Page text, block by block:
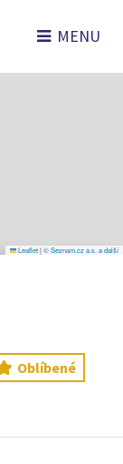
MENU
Leaflet|© Seznam.cz a.s. a další
Oblíbené